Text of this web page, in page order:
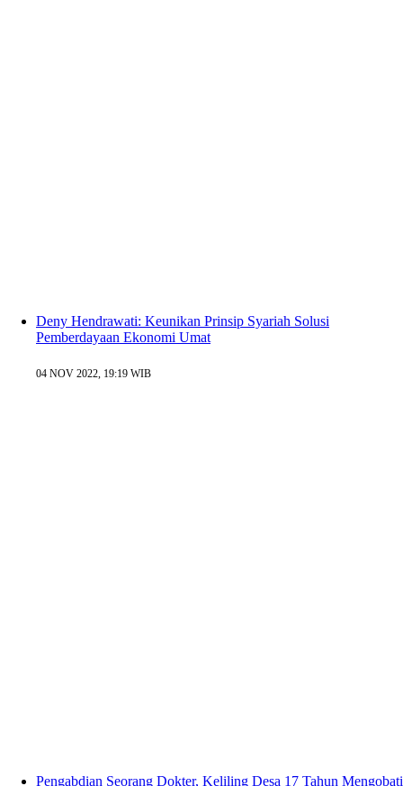
Deny Hendrawati: Keunikan Prinsip Syariah Solusi
Pemberdayaan Ekonomi Umat
04 NOV 2022, 19:19 WIB
Pengabdian Seorang Dokter, Keliling Desa 17 Tahun Mengobati